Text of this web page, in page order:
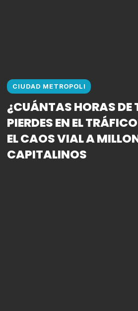
CIUDAD METROPOLI
¿CUÁNTAS HORAS DE
PIERDES EN EL
EL CAOS VIAL A
CAPITALINOS